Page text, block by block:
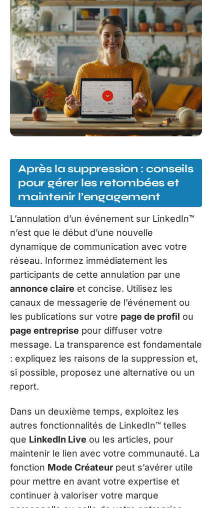
Après la suppression : conseils
pour gérer les retombées et
maintenir l’engagement
L’annulation d’un événement sur LinkedIn™
n’est que le début d’une nouvelle
dynamique de communication avec votre
réseau. Informez immédiatement les
participants de cette annulation par une
annonce claire et concise. Utilisez les
canaux de messagerie de l’événement ou
les publications sur votre page de profil ou
page entreprise pour diffuser votre
message. La transparence est fondamentale
: expliquez les raisons de la suppression et,
si possible, proposez une alternative ou un
report.
Dans un deuxième temps, exploitez les
autres fonctionnalités de LinkedIn™ telles
que LinkedIn Live ou les articles, pour
maintenir le lien avec votre communauté. La
fonction Mode Créateur peut s’avérer utile
pour mettre en avant votre expertise et
continuer à valoriser votre marque